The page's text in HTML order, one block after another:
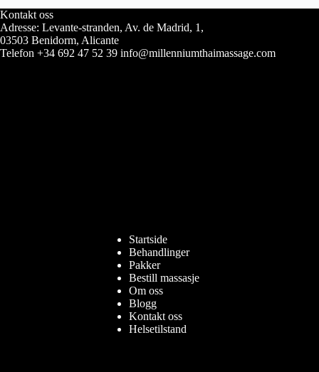
Kontakt oss
Adresse: Levante-stranden, Av. de Madrid, 1,
03503 Benidorm, Alicante
Telefon +34 692 47 52 39 info@millenniumthaimassage.com
Startside
Behandlinger
Pakker
Bestill massasje
Om oss
Blogg
Kontakt oss
Helsetilstand